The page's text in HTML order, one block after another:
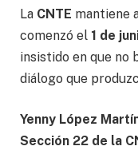
La CNTE mantiene
comenzó el 1 de
insistido en que no
diálogo que
Yenny López
Sección 22 de la